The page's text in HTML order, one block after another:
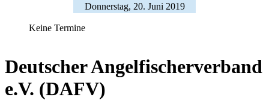
Donnerstag, 20. Juni 2019
Keine Termine
Deutscher Angelfischerverband
e.V. (DAFV)